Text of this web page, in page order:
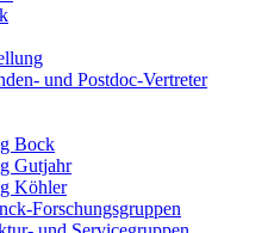
und Postdoc-Vertreter
Bock
Gutjahr
Köhler
Forschungsgruppen